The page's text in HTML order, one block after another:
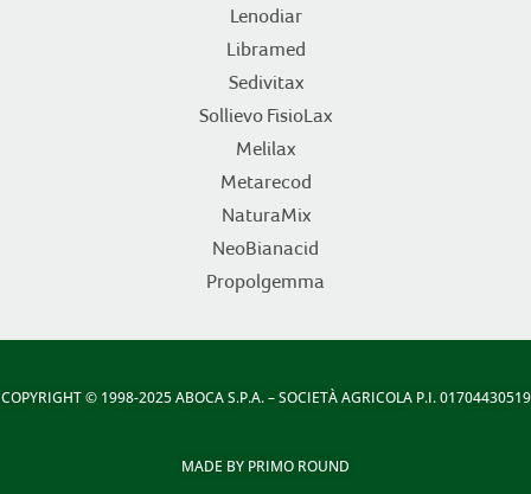
Lenodiar
Libramed
Sedivitax
Sollievo FisioLax
Melilax
Metarecod
NaturaMix
NeoBianacid
Propolgemma
COPYRIGHT© 1998-2025 ABOCA S.P.A. – SOCIETÀ AGRICOLA P.I. 01704430519
MADE BY PRIMO ROUND